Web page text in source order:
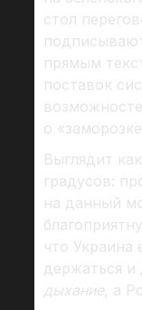
стол
прямым
поставок
о
Выглядит
градусов:
на данный
что Украина
держаться и
дыхание, а